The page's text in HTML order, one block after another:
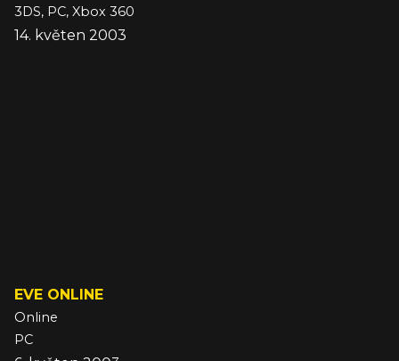
3DS, PC, Xbox 360
14. květen 2003
EVE ONLINE
Online
PC